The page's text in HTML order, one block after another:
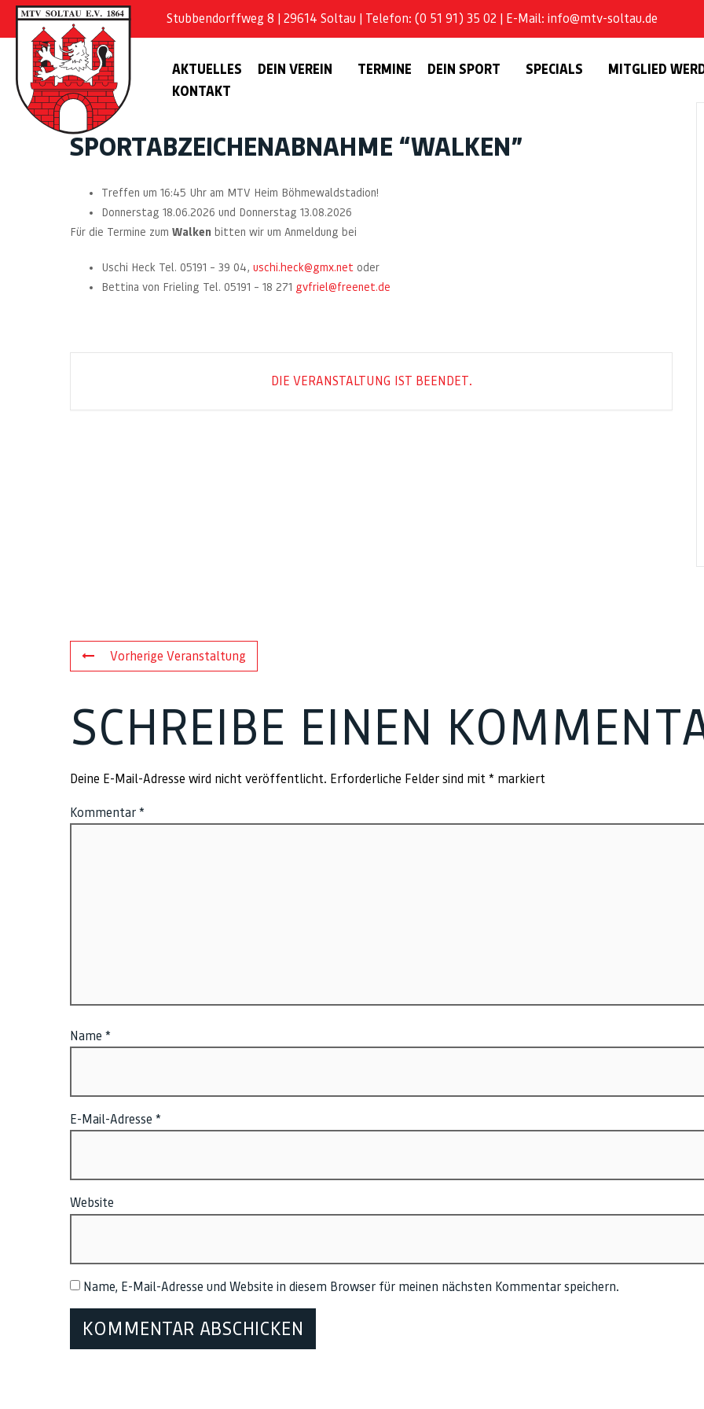
Stubbendorffweg 8 | 29614 Soltau | Telefon: (0 51 91) 35 02 | E-Mail: info@mtv-soltau.de
AKTUELLES DEIN VEREIN TERMINE DEIN SPORT SPECIALS
MITGLIED
KONTAKT
SPORTABZEICHENABNAHME “WALKEN”
Treffen um 16:45 Uhr am MTV Heim Böhmewaldstadion!
Donnerstag 18.06.2026 und Donnerstag 13.08.2026
Für die Termine zum Walken bitten wir um Anmeldung bei
Uschi Heck Tel. 05191 – 39 04, uschi.heck@gmx.net oder
Bettina von Frieling Tel. 05191 – 18 271 gvfriel@freenet.de
DIE VERANSTALTUNG IST BEENDET.
Vorherige Veranstaltung
SCHREIBE EINEN
Deine E-Mail-Adresse wird nicht veröffentlicht. Erforderliche Felder sind mit * markiert
Kommentar *
Name *
E-Mail-Adresse *
Website
Name, E-Mail-Adresse und Website in diesem Browser für meinen nächsten Kommentar speichern.